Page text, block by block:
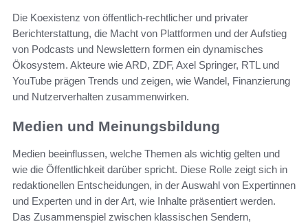
Die Koexistenz von öffentlich-rechtlicher und privater
Berichterstattung, die Macht von Plattformen und der Aufstieg
von Podcasts und Newslettern formen ein dynamisches
Ökosystem. Akteure wie ARD, ZDF, Axel Springer, RTL und
YouTube prägen Trends und zeigen, wie Wandel, Finanzierung
und Nutzerverhalten zusammenwirken.
Medien und Meinungsbildung
Medien beeinflussen, welche Themen als wichtig gelten und
wie die Öffentlichkeit darüber spricht. Diese Rolle zeigt sich in
redaktionellen Entscheidungen, in der Auswahl von Expertinnen
und Experten und in der Art, wie Inhalte präsentiert werden.
Das Zusammenspiel zwischen klassischen Sendern,